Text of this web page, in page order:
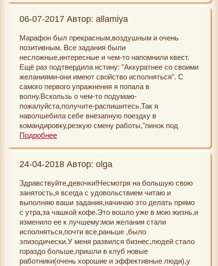
сайта:Светлане и Екатерине.Участвовала первый
тренироваться и дальше,так скажем:оттачивать
свое мастерство.
06-07-2017 Автор: allamiya
Марафон был прекрасным,воздушным и очень
позитивным. Все задания были
несложные,интересные и чем-то напомнили квест.
Ещё раз подтвердила истину: "Аккуратнее со своими
желаниями-они имеют свойство исполняться". С
самого первого упражнения я попала в
волну.Вскользь о чем-то подумаю-
пожалуйста,получите-распишитесь.Так я
наволшебила себе внезапную поездку в
командировку,резкую смену работы,"пинок под
пятую точку",чтобы начала активнее шевелиться с
поступления,цветы,милые презенты без повода от
Особо мне понравилась техника "Материализуем
желаемое" (практикую каждый день,в дУше-просто в
восторг) и "Как получить ответ на любой вопрос"
(знала о ней,но никогда не пробовала).
Подробнее
24-04-2018 Автор: olga
Здравствуйте,девочки!Несмотря на большую свою
занятость,я всегда с удовольствием читаю и
выполняю ваши задания,начинаю это делать прямо
с утра,за чашкой кофе.Это вошло уже в мою жизнь,и
изменило ее к лучшему:мои желания стали
исполняться,почти все,раньше ,было
эпизодически.У меня развился бизнес,людей стало
гораздо больше,пришли в клуб новые
работники(очень хорошие и эффективные люди),у